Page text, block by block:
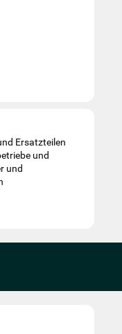
Ersatzteilen
und
und